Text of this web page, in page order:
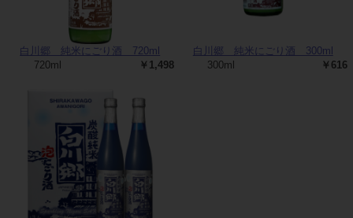
白川郷 純米にごり酒 720ml
720ml
￥1,498
白川郷 純米にごり酒 300ml
300ml
￥616